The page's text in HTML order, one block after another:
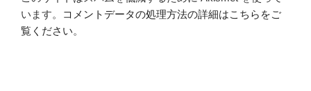
います。
コメントデータの処理方法の詳細はこちらをご
覧ください。